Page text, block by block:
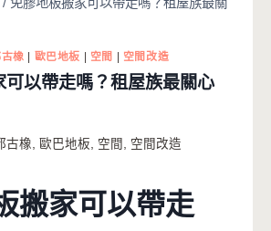
橡 | 歐巴地板 | 空間 | 空間改造
可以帶走嗎？租屋族最關心
古橡, 歐巴地板, 空間 , 空間改造
搬家可以帶走